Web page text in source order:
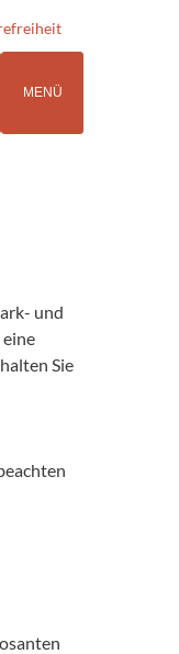
MENÜ
und
Sie